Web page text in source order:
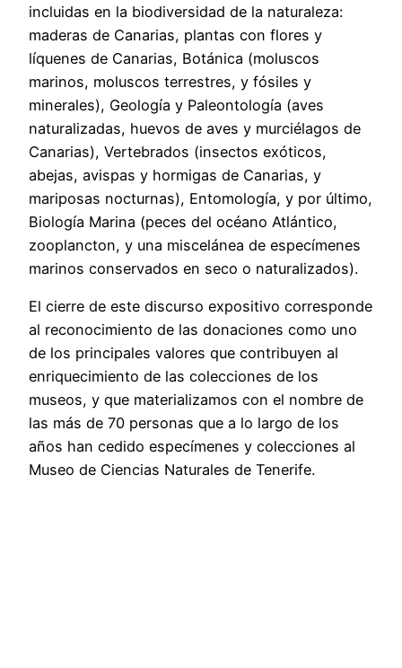
incluidas en la biodiversidad de la naturaleza:
maderas de Canarias, plantas con flores y
líquenes de Canarias, Botánica (moluscos
marinos, moluscos terrestres, y fósiles y
minerales), Geología y Paleontología (aves
naturalizadas, huevos de aves y murciélagos de
Canarias), Vertebrados (insectos exóticos,
abejas, avispas y hormigas de Canarias, y
mariposas nocturnas), Entomología, y por último,
Biología Marina (peces del océano Atlántico,
zooplancton, y una miscelánea de especímenes
marinos conservados en seco o naturalizados).
El cierre de este discurso expositivo corresponde
al reconocimiento de las donaciones como uno
de los principales valores que contribuyen al
enriquecimiento de las colecciones de los
museos, y que materializamos con el nombre de
las más de 70 personas que a lo largo de los
años han cedido especímenes y colecciones al
Museo de Ciencias Naturales de Tenerife.